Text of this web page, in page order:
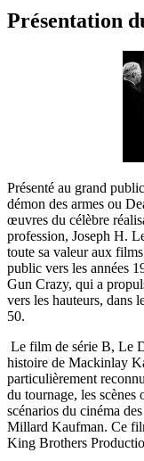
Présentation
Présenté au grand
démon des armes ou
œuvres du célèbre
profession, Joseph H.
toute sa valeur aux
public vers les années
Gun Crazy, qui a
vers les hauteurs, dans
50.
Le film de série B, Le
histoire de Mackinlay
particulièrement
du tournage, les scènes
scénarios du cinéma
Millard Kaufman. Ce
King Brothers